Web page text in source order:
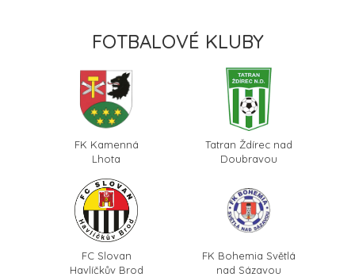
FOTBALOVÉ KLUBY
FK Kamenná
Lhota
Tatran Ždírec nad
Doubravou
FC Slovan
Havlíčkův Brod
FK Bohemia Světlá
nad Sázavou